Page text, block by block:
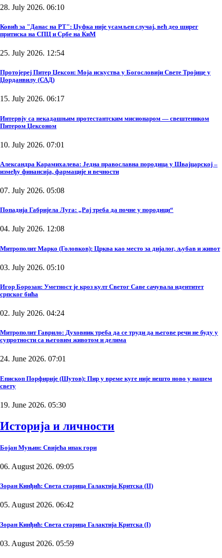
28. July 2026. 06:10
Ковић за "Данас на РТ": Џуфка није усамљен случај, већ део ширег
притиска на СПЦ и Србе на КиМ
25. July 2026. 12:54
Протојереј Питер Џексон: Моја искуства у Богословији Свете Тројице у
Џорданвилу (САД)
15. July 2026. 06:17
Интервју са некадашњим протестантским мисионаром — свештеником
Питером Џексоном
10. July 2026. 07:01
Александра Карамихалева: Једна православна породица у Швајцарској –
између финансија, фармације и вечности
07. July 2026. 05:08
Попадија Габријела Луга: „Рај треба да почне у породици“
04. July 2026. 12:08
Митрополит Марко (Головков): Црква као место за дијалог, љубав и живот
03. July 2026. 05:10
Игор Борозан: Уметност је кроз култ Светог Саве сачувала идентитет
српског бића
02. July 2026. 04:24
Митрополит Гаврило: Духовник треба да се труди да његове речи не буду у
супротности са његовим животом и делима
24. June 2026. 07:01
Епископ Порфирије (Шутов): Пир у време куге није нешто ново у нашем
свету
19. June 2026. 05:30
Историја и личности
Бојан Муњин: Свијећа ипак гори
06. August 2026. 09:05
Зоран Кинђић: Света старица Галактија Критска (II)
05. August 2026. 06:42
Зоран Кинђић: Света старица Галактија Критска (I)
03. August 2026. 05:59